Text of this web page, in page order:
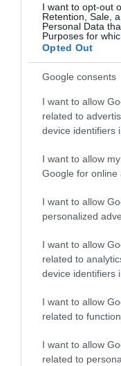
I want to opt-out
Retention, Sale,
Personal Data
Purposes for
Opted Out
Google consents
I want to allow
related to
device identifiers
I want to allow
Google for online
I want to allow
personalized
I want to allow
related to
device identifiers
I want to allow
related to
I want to allow
related to
Értékelések
5.0
Összesen 3
2023. Szeptember 1.